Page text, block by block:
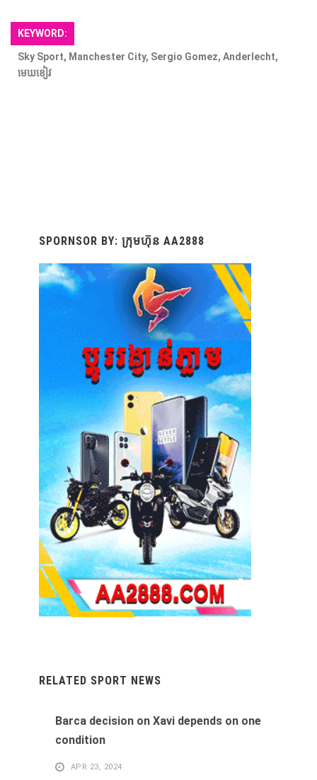
KEYWORD:
Sky Sport, Manchester City, Sergio Gomez, Anderlecht,
មេឃខៀវ
SPORNSOR BY: ក្រុមហ៊ុន AA2888
RELATED SPORT NEWS
Barca decision on Xavi depends on one
condition
APR 23, 2024